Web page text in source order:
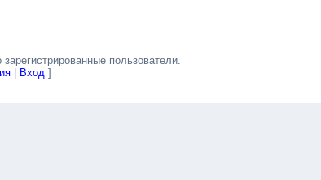
пользователи.
Вход ]